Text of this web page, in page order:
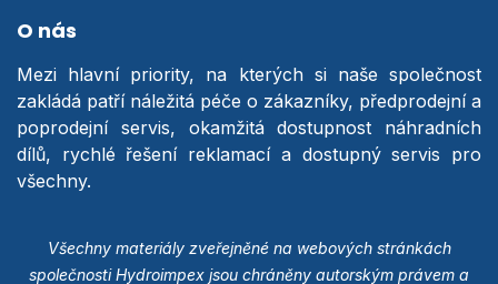
O nás
Mezi hlavní priority, na kterých si naše společnost
zakládá patří náležitá péče o zákazníky, předprodejní a
poprodejní servis, okamžitá dostupnost náhradních
dílů, rychlé řešení reklamací a dostupný servis pro
všechny.
Všechny materiály zveřejněné na webových stránkách
společnosti Hydroimpex jsou chráněny autorským právem a